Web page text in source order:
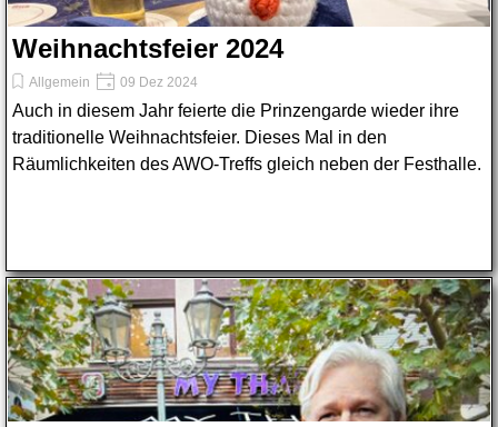
Weihnachtsfeier 2024
Allgemein 09 Dez 2024
Auch in diesem Jahr feierte die Prinzengarde wieder ihre
traditionelle Weihnachtsfeier. Dieses Mal in den
Räumlichkeiten des AWO-Treffs gleich neben der Festhalle.